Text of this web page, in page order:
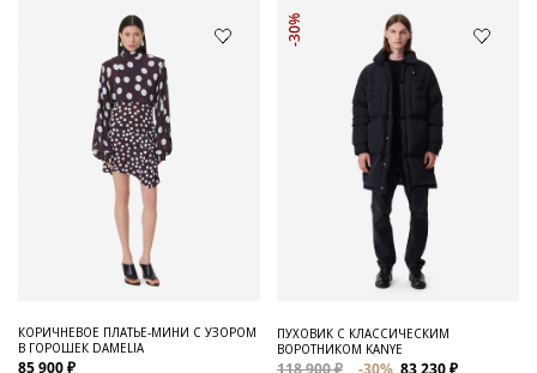
КОРИЧНЕВОЕ ПЛАТЬЕ-МИНИ С УЗОРОМ
В ГОРОШЕК DAMELIA
85 900 ₽
-30%
ПУХОВИК С КЛАССИЧЕСКИМ
ВОРОТНИКОМ KANYE
118 900 ₽ -30% 83 230 ₽